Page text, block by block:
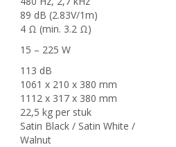
89 dB (2.83V/1m)
4 Ω (min. 3.2 Ω)
15 – 225 W
113 dB
1061 x 210 x 380 mm
1112 x 317 x 380 mm
22,5 kg per stuk
Satin Black / Satin White /
Walnut